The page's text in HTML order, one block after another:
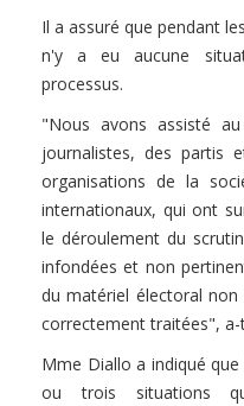
Il a assuré que pendant
n'y a eu aucune
processus.
"Nous avons assisté
journalistes, des partis
organisations de la
internationaux, qui ont
le déroulement du
infondées et non
du matériel électoral
correctement traitées", a-
Mme Diallo a indiqué
ou trois situations